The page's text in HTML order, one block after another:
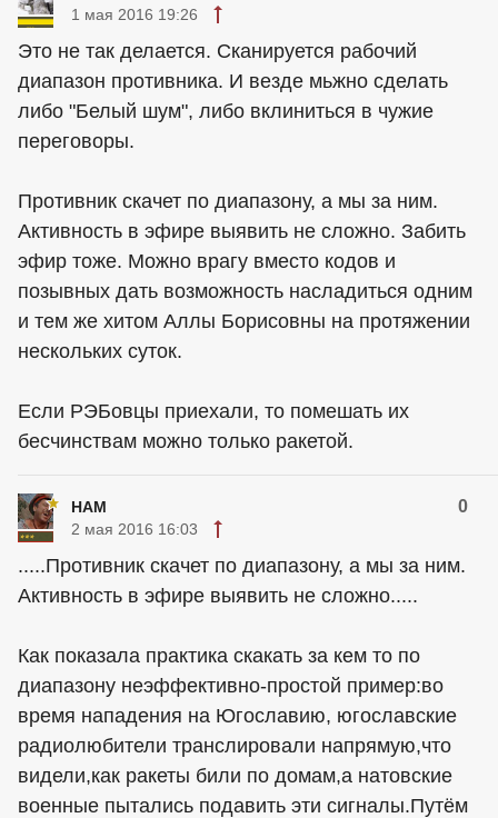
1 мая 2016 19:26
Это не так делается. Сканируется рабочий
диапазон противника. И везде мьжно сделать
либо "Белый шум", либо вклиниться в чужие
переговоры.
Противник скачет по диапазону, а мы за ним.
Активность в эфире выявить не сложно. Забить
эфир тоже. Можно врагу вместо кодов и
позывных дать возможность насладиться одним
и тем же хитом Аллы Борисовны на протяжении
нескольких суток.
Если РЭБовцы приехали, то помешать их
бесчинствам можно только ракетой.
HAM 0
2 мая 2016 16:03
.....Противник скачет по диапазону, а мы за ним.
Активность в эфире выявить не сложно.....
Как показала практика скакать за кем то по
диапазону неэффективно-простой пример:во
время нападения на Югославию, югославские
радиолюбители транслировали напрямую,что
видели,как ракеты били по домам,а натовские
военные пытались подавить эти сигналы.Путём